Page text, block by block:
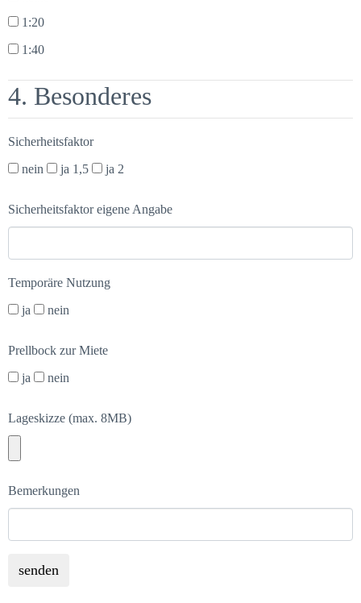
1:20
1:40
4. Besonderes
Sicherheitsfaktor
nein
ja 1,5 ja 2
Sicherheitsfaktor eigene Angabe
Temporäre Nutzung
ja
nein
Prellbock zur Miete
ja
nein
Lageskizze (max. 8MB)
Bemerkungen